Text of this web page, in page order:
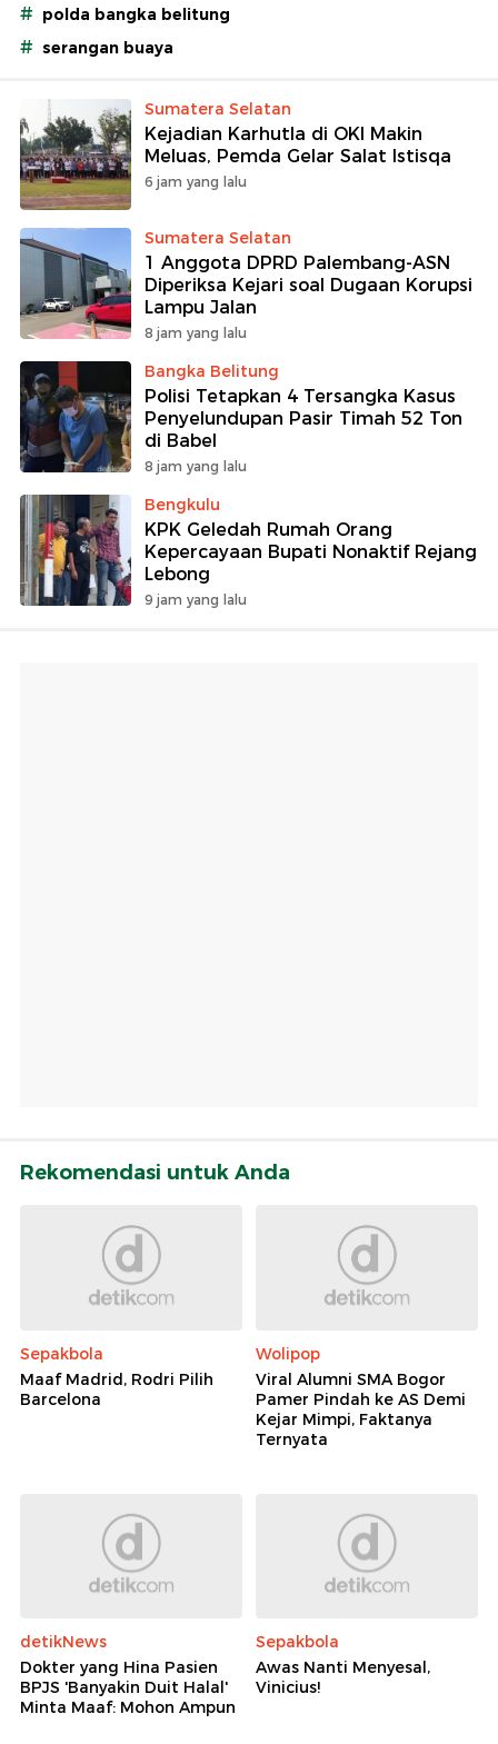
# polda bangka belitung
# serangan buaya
Sumatera Selatan
Kejadian Karhutla di OKI Makin
Meluas, Pemda Gelar Salat Istisqa
6 jam yang lalu
Sumatera Selatan
1 Anggota DPRD Palembang-ASN
Diperiksa Kejari soal Dugaan Korupsi
Lampu Jalan
8 jam yang lalu
Bangka Belitung
Polisi Tetapkan 4 Tersangka Kasus
Penyelundupan Pasir Timah 52 Ton
di Babel
8 jam yang lalu
Bengkulu
KPK Geledah Rumah Orang
Kepercayaan Bupati Nonaktif Rejang
Lebong
9 jam yang lalu
Rekomendasi untuk Anda
Sepakbola
Maaf Madrid, Rodri Pilih
Barcelona
Wolipop
Viral Alumni SMA Bogor
Pamer Pindah ke AS Demi
Kejar Mimpi, Faktanya
Ternyata
detikNews
Dokter yang Hina Pasien
BPJS 'Banyakin Duit Halal'
Minta Maaf: Mohon Ampun
Sepakbola
Awas Nanti Menyesal,
Vinicius!